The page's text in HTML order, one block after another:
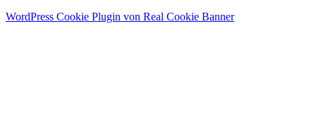
WordPress Cookie Plugin von Real Cookie Banner